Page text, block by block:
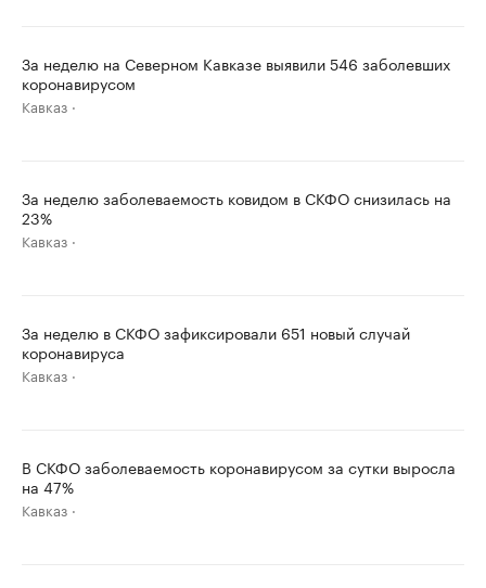
За неделю на Северном Кавказе выявили 546 заболевших
коронавирусом
Кавказ
За неделю заболеваемость ковидом в СКФО снизилась на
23%
Кавказ
За неделю в СКФО зафиксировали 651 новый случай
коронавируса
Кавказ
В СКФО заболеваемость коронавирусом за сутки выросла
на 47%
Кавказ